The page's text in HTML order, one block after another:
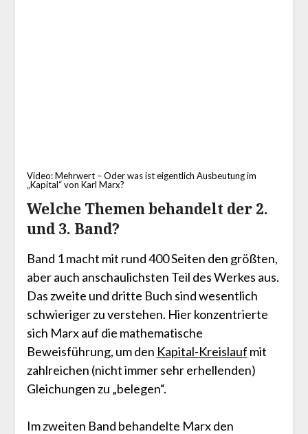
Video: Mehrwert – Oder was ist eigentlich Ausbeutung im
„Kapital“ von Karl Marx?
Welche Themen behandelt der 2.
und 3. Band?
Band 1 macht mit rund 400 Seiten den größten,
aber auch anschaulichsten Teil des Werkes aus.
Das zweite und dritte Buch sind wesentlich
schwieriger zu verstehen. Hier konzentrierte
sich Marx auf die mathematische
Beweisführung, um den Kapital-Kreislauf mit
zahlreichen (nicht immer sehr erhellenden)
Gleichungen zu „belegen“.
Im zweiten Band behandelte Marx den